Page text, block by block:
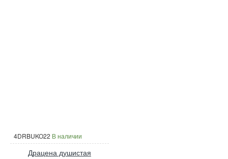
4DRBUKO22 В наличии
Драцена душистая